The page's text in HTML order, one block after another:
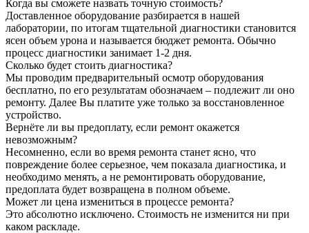
Когда вы сможете назвать точную стоимость?
Доставленное оборудование разбирается в нашей
лаборатории, по итогам тщательной диагностики становится
ясен объем урона и называется бюджет ремонта. Обычно
процесс диагностики занимает 1-2 дня.
Сколько будет стоить диагностика?
Мы проводим предварительный осмотр оборудования
бесплатно, по его результатам обозначаем – подлежит ли оно
ремонту. Далее Вы платите уже только за восстановленное
устройство.
Вернёте ли вы предоплату, если ремонт окажется
невозможным?
Несомненно, если во время ремонта станет ясно, что
повреждение более серьезное, чем показала диагностика, и
необходимо менять, а не ремонтировать оборудование,
предоплата будет возвращена в полном объеме.
Может ли цена измениться в процессе ремонта?
Это абсолютно исключено. Стоимость не изменится ни при
каком раскладе.